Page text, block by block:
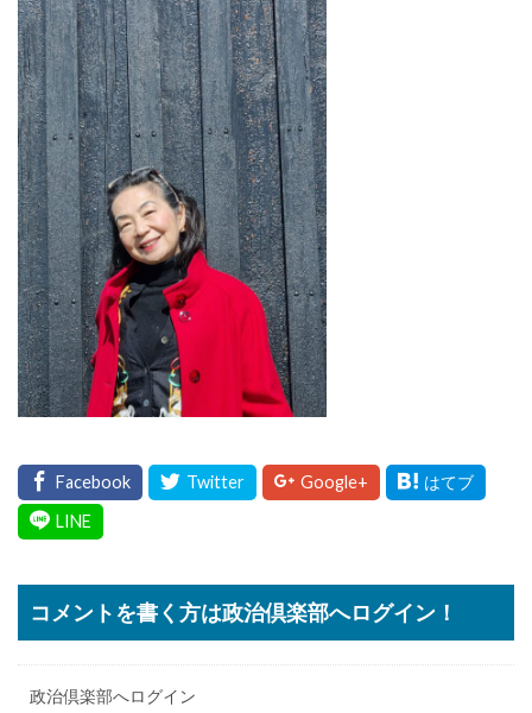
コメントを書く方は政治倶楽部へログイン！
政治倶楽部へログイン